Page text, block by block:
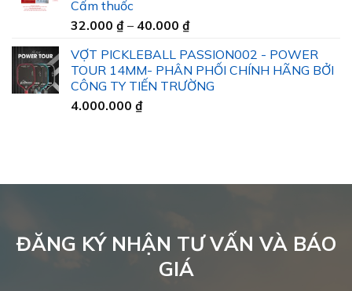
45.000 ₫
Cấm thuốc
32.000 ₫ – 40.000 ₫Khoảng
từ
32.000 ₫
đến
VỢT PICKLEBALL PASSION002 - POWER
TOUR 14MM- PHÂN PHỐI CHÍNH HÃNG BỞI
CÔNG TY TIẾN TRƯỜNG
4.000.000 ₫
ĐĂNG KÝ NHẬN TƯ VẤN VÀ BÁO
GIÁ